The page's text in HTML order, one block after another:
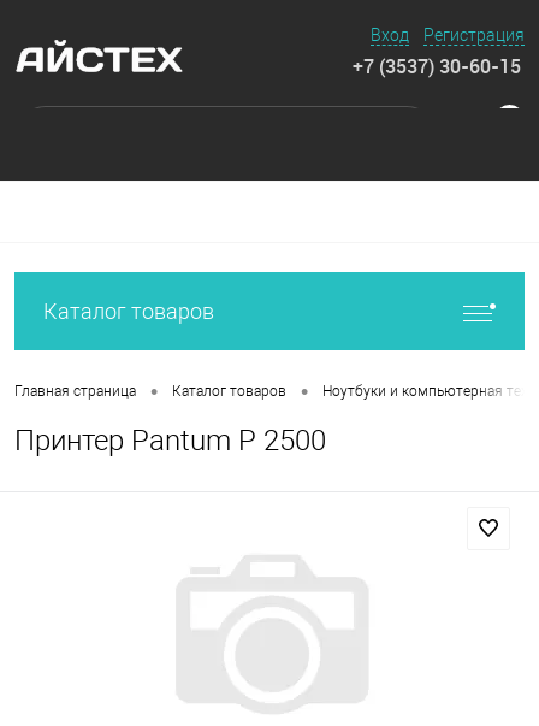
Вход Регистрация
+7 (3537) 30-60-15
Каталог товаров
Главная страница • Каталог товаров • Ноутбуки и компьютерная
Принтер Pantum P 2500